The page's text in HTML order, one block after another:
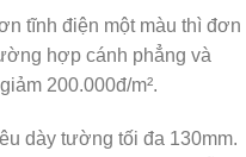
tĩnh điện một màu thì đơn
hợp cánh phẳng và
200.000đ/m².
dày tường tối đa 130mm.